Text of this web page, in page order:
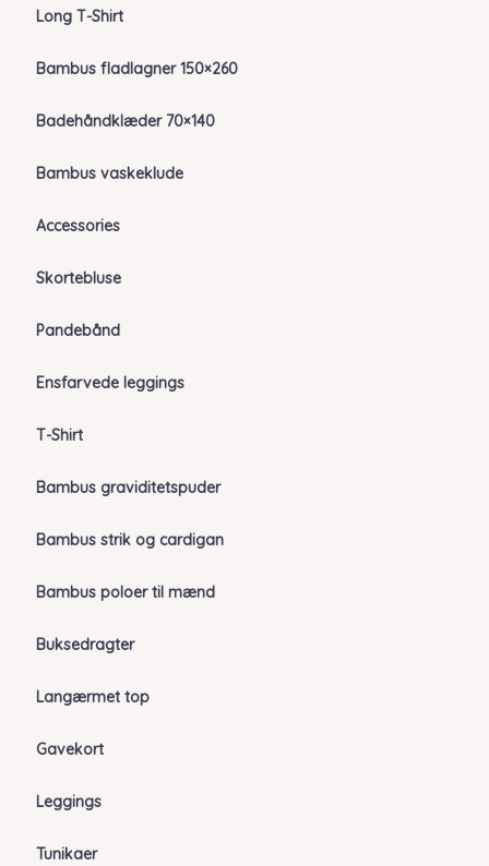
Long T-Shirt
Bambus fladlagner 150×260
Badehåndklæder 70×140
Bambus vaskeklude
Accessories
Skortebluse
Pandebånd
Ensfarvede leggings
T-Shirt
Bambus graviditetspuder
Bambus strik og cardigan
Bambus poloer til mænd
Buksedragter
Langærmet top
Gavekort
Leggings
Tunikaer